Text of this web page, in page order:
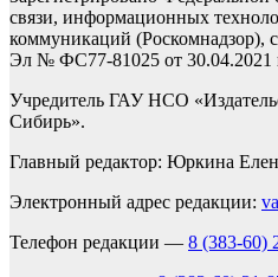
связи, информационных
коммуникаций (Роскомнадзор),
Эл № ФС77-81025 от 30.04.2021
Учредитель ГАУ НСО
Сибирь».
Главный редактор: Юркина
Электронный адрес редакции:
Телефон редакции — 8 (383-60)